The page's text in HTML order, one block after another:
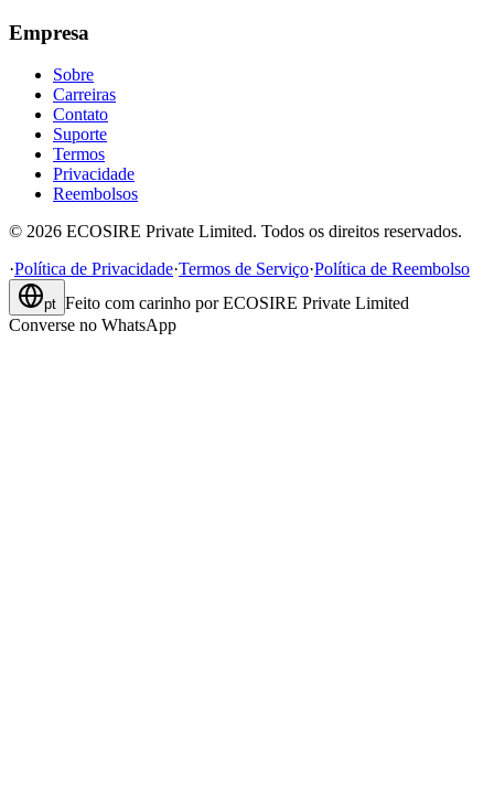
Empresa
Sobre
Carreiras
Contato
Suporte
Termos
Privacidade
Reembolsos
© 2026 ECOSIRE Private Limited. Todos os direitos reservados.
·Política de Privacidade·Termos de Serviço·Política de Reembolso
pt Feito com carinho por ECOSIRE Private Limited
Converse no WhatsApp